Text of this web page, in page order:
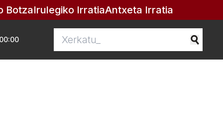
BotzaIrulegiko IrratiaAntxeta Irratia